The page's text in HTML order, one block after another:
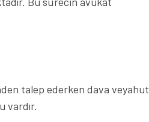
talep ederken dava veyahut
vardır.